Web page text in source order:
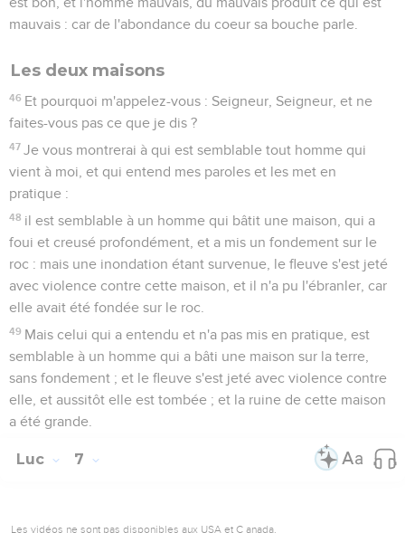
mauvais : car de l'abondance du coeur sa bouche parle.
Les deux maisons
46 Et pourquoi m'appelez-vous : Seigneur, Seigneur, et ne
faites-vous pas ce que je dis ?
47 Je vous montrerai à qui est semblable tout homme qui
vient à moi, et qui entend mes paroles et les met en
pratique :
48 il est semblable à un homme qui bâtit une maison, qui a
foui et creusé profondément, et a mis un fondement sur le
roc : mais une inondation étant survenue, le fleuve s'est jeté
avec violence contre cette maison, et il n'a pu l'ébranler, car
elle avait été fondée sur le roc.
49 Mais celui qui a entendu et n'a pas mis en pratique, est
semblable à un homme qui a bâti une maison sur la terre,
sans fondement ; et le fleuve s'est jeté avec violence contre
elle, et aussitôt elle est tombée ; et la ruine de cette maison
a été grande.
Luc 7
Les vidéos ne sont pas disponibles aux USA et C anada.